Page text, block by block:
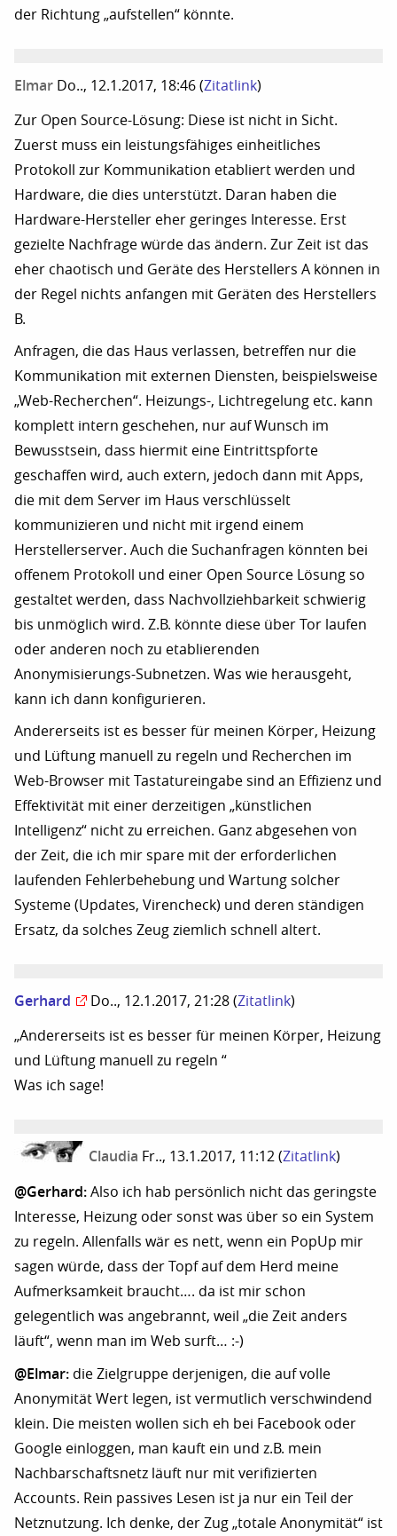
der Richtung „aufstellen“ könnte.
Elmar Do.., 12.1.2017, 18:46 (Zitatlink)
Zur Open Source-Lösung: Diese ist nicht in Sicht.
Zuerst muss ein leistungsfähiges einheitliches
Protokoll zur Kommunikation etabliert werden und
Hardware, die dies unterstützt. Daran haben die
Hardware-Hersteller eher geringes Interesse. Erst
gezielte Nachfrage würde das ändern. Zur Zeit ist das
eher chaotisch und Geräte des Herstellers A können in
der Regel nichts anfangen mit Geräten des Herstellers
B.
Anfragen, die das Haus verlassen, betreffen nur die
Kommunikation mit externen Diensten, beispielsweise
„Web-Recherchen“. Heizungs-, Lichtregelung etc. kann
komplett intern geschehen, nur auf Wunsch im
Bewusstsein, dass hiermit eine Eintrittspforte
geschaffen wird, auch extern, jedoch dann mit Apps,
die mit dem Server im Haus verschlüsselt
kommunizieren und nicht mit irgend einem
Herstellerserver. Auch die Suchanfragen könnten bei
offenem Protokoll und einer Open Source Lösung so
gestaltet werden, dass Nachvollziehbarkeit schwierig
bis unmöglich wird. Z.B. könnte diese über Tor laufen
oder anderen noch zu etablierenden
Anonymisierungs-Subnetzen. Was wie herausgeht,
kann ich dann konfigurieren.
Andererseits ist es besser für meinen Körper, Heizung
und Lüftung manuell zu regeln und Recherchen im
Web-Browser mit Tastatureingabe sind an Effizienz und
Effektivität mit einer derzeitigen „künstlichen
Intelligenz“ nicht zu erreichen. Ganz abgesehen von
der Zeit, die ich mir spare mit der erforderlichen
laufenden Fehlerbehebung und Wartung solcher
Systeme (Updates, Virencheck) und deren ständigen
Ersatz, da solches Zeug ziemlich schnell altert.
Gerhard Do.., 12.1.2017, 21:28 (Zitatlink)
„Andererseits ist es besser für meinen Körper, Heizung
und Lüftung manuell zu regeln “
Was ich sage!
Claudia Fr.., 13.1.2017, 11:12 (Zitatlink)
@Gerhard: Also ich hab persönlich nicht das geringste
Interesse, Heizung oder sonst was über so ein System
zu regeln. Allenfalls wär es nett, wenn ein PopUp mir
sagen würde, dass der Topf auf dem Herd meine
Aufmerksamkeit braucht…. da ist mir schon
gelegentlich was angebrannt, weil „die Zeit anders
läuft“, wenn man im Web surft… :-)
@Elmar: die Zielgruppe derjenigen, die auf volle
Anonymität Wert legen, ist vermutlich verschwindend
klein. Die meisten wollen sich eh bei Facebook oder
Google einloggen, man kauft ein und z.B. mein
Nachbarschaftsnetz läuft nur mit verifizierten
Accounts. Rein passives Lesen ist ja nur ein Teil der
Netznutzung. Ich denke, der Zug „totale Anonymität“ ist